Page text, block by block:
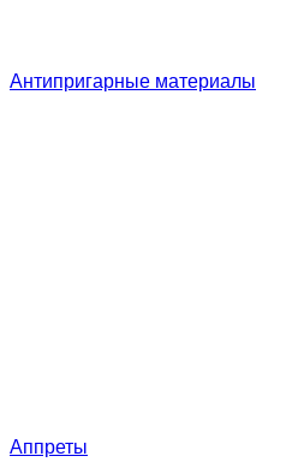
Антипригарные материалы
Аппреты